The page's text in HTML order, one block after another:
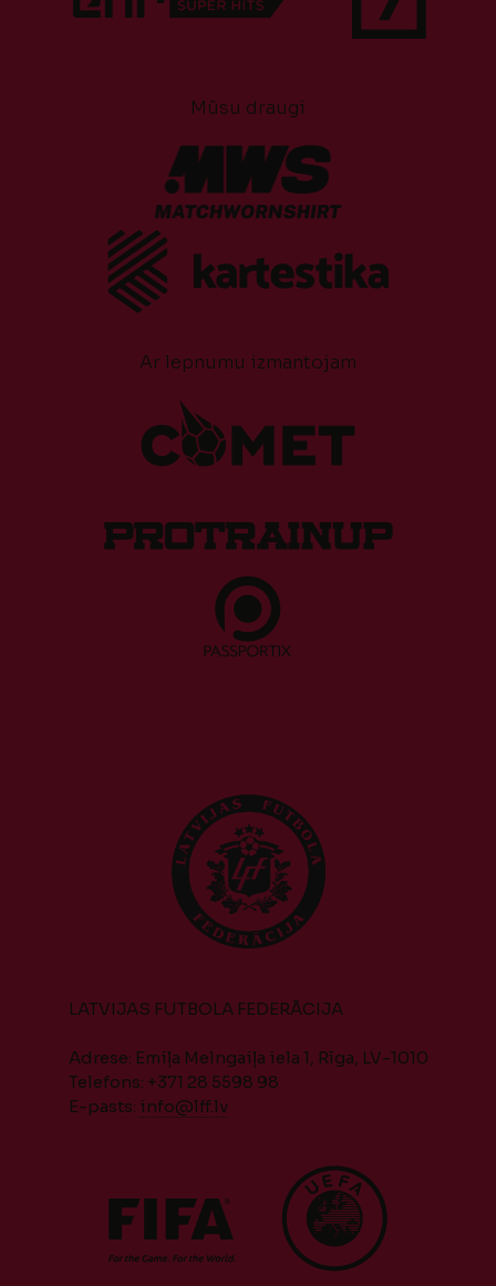
Mūsu draugi
Ar lepnumu izmantojam
LATVIJAS FUTBOLA FEDERĀCIJA
Adrese: Emiļa Melngaiļa iela 1, Rīga, LV-1010
Telefons: +371 28 5598 98
E-pasts: info@lff.lv